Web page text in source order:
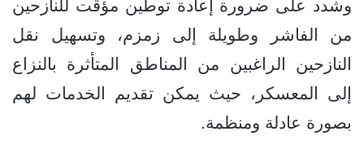
وشدد على ضرورة إعادة توطين مؤقت للنازحين
من الفاشر وطويلة إلى زمزم، وتسهيل نقل
النازحين الراغبين من المناطق المتأثرة بالنزاع
إلى المعسكر، حيث يمكن تقديم الخدمات لهم
بصورة عادلة ومنظمة.